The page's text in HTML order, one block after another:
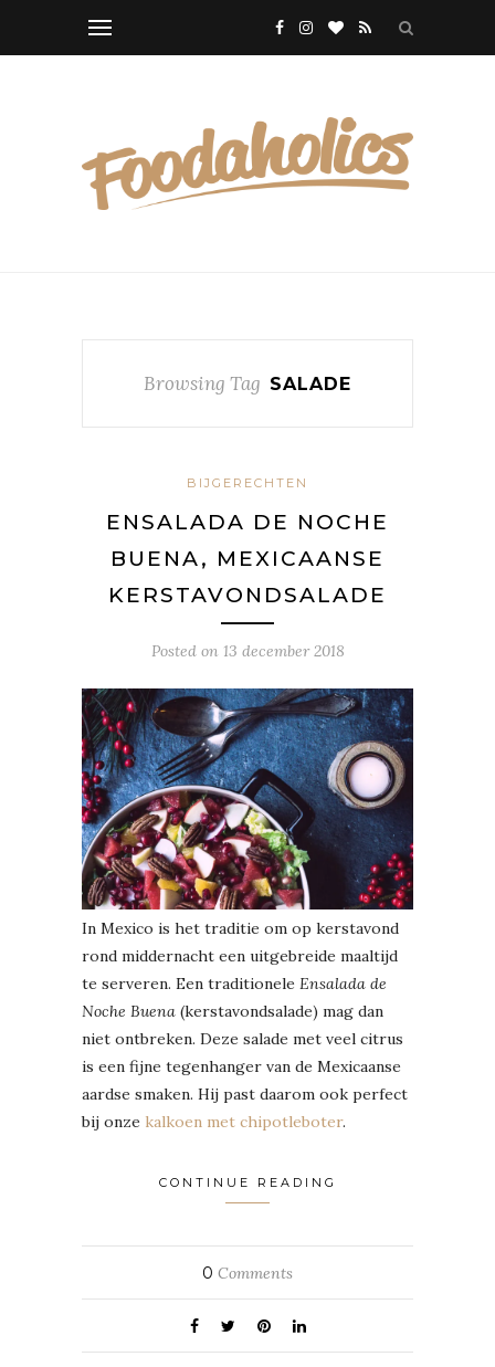
Browsing Tag SALADE
BIJGERECHTEN
ENSALADA DE NOCHE
BUENA, MEXICAANSE
KERSTAVONDSALADE
Posted on 13 december 2018
In Mexico is het traditie om op kerstavond
rond middernacht een uitgebreide maaltijd
te serveren. Een traditionele Ensalada de
Noche Buena (kerstavondsalade) mag dan
niet ontbreken. Deze salade met veel citrus
is een fijne tegenhanger van de Mexicaanse
aardse smaken. Hij past daarom ook perfect
bij onze kalkoen met chipotleboter.
CONTINUE READING
0 Comments